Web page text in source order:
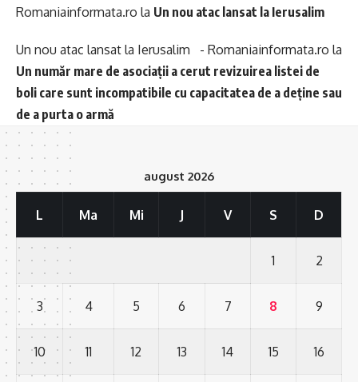
Romaniainformata.ro la Un nou atac lansat la Ierusalim
Un nou atac lansat la Ierusalim - Romaniainformata.ro la
Un număr mare de asociații a cerut revizuirea listei de
boli care sunt incompatibile cu capacitatea de a deține sau
de a purta o armă
august 2026
L Ma Mi J V S D
1 2
3 4 5 6 7 8 9
10 11 12 13 14 15 16